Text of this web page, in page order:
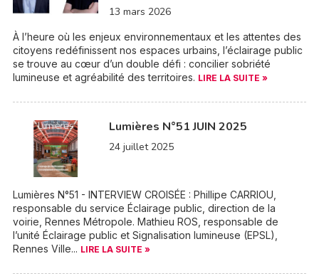
13 mars 2026
À l’heure où les enjeux environnementaux et les attentes des
citoyens redéfinissent nos espaces urbains, l’éclairage public
se trouve au cœur d’un double défi : concilier sobriété
lumineuse et agréabilité des territoires. LIRE LA SUITE »
Lumières N°51 JUIN 2025
24 juillet 2025
Lumières N°51 - INTERVIEW CROISÉE : Phillipe CARRIOU,
responsable du service Éclairage public, direction de la
voirie, Rennes Métropole. Mathieu ROS, responsable de
l’unité Éclairage public et Signalisation lumineuse (EPSL),
Rennes Ville... LIRE LA SUITE »